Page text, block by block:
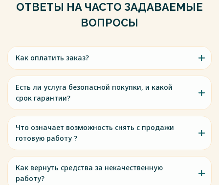
ОТВЕТЫ НА ЧАСТО ЗАДАВАЕМЫЕ
ВОПРОСЫ
Как оплатить заказ?
Есть ли услуга безопасной покупки, и какой
срок гарантии?
Что означает возможность снять с продажи
готовую работу ?
Как вернуть средства за некачественную
работу?